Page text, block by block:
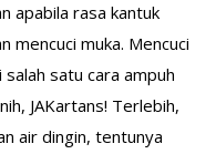
apabila rasa kantuk
mencuci muka. Mencuci
satu cara ampuh
JAKartans! Terlebih,
air dingin, tentunya